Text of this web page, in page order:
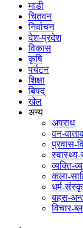
माडी
चितवन
निर्वाचन
देश-प्रदेश
विकास
कृषि
पर्यटन
शिक्षा
बिपद्
खेल
अन्य
अपराध
वन-
प्रवास-
स्वास्थ्य-
व्यक्ति-
कला-
धर्म-
बहस-
विचार-